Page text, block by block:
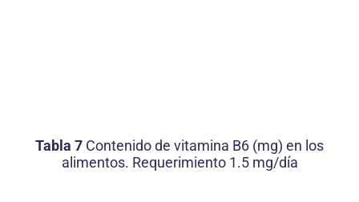
Tabla 7 Contenido de vitamina B6 (mg) en los
alimentos. Requerimiento 1.5 mg/día